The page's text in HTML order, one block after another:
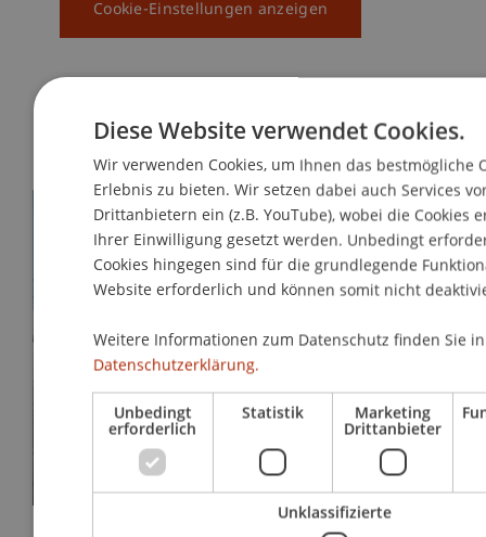
Cookie-Einstellungen anzeigen
Mehr News
Warum der Anti-Stress-Kurs schlechte
Arbeitsbedingungen nicht heilt
22. Juli 2026 Gesellschaft
Universität
Diese Website verwendet Cookies.
Wir verwenden Cookies, um Ihnen das bestmögliche
Erlebnis zu bieten. Wir setzen dabei auch Services
Drittanbietern ein (z.B. YouTube), wobei die Cookies
Ihrer Einwilligung gesetzt werden. Unbedingt
Cookies hingegen sind für die grundlegende
Website erforderlich und können somit nicht
Weitere Informationen zum Datenschutz finden Sie
Datenschutzerklärung.
Unbedingt
erforderlich
Statistik Marketing
Drittanbieter
Unklassifizierte